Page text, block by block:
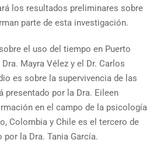
los resultados preliminares sobre
parte de esta investigación.
el uso del tiempo en Puerto
Mayra Vélez y el Dr. Carlos
es sobre la supervivencia de las
presentado por la Dra. Eileen
en el campo de la psicología
Colombia y Chile es el tercero de
la Dra. Tania García.